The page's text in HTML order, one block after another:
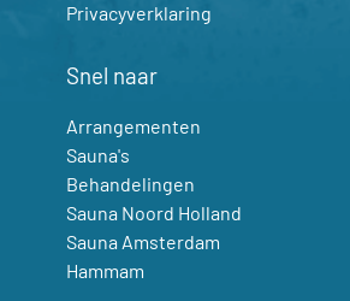
Privacyverklaring
Snel naar
Arrangementen
Sauna's
Behandelingen
Sauna Noord Holland
Sauna Amsterdam
Hammam